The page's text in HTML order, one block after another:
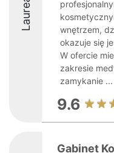
Laureaci
wnętrzem,
okazuje się
W ofercie
zakresie
zamykanie ...
9.6
Gabinet